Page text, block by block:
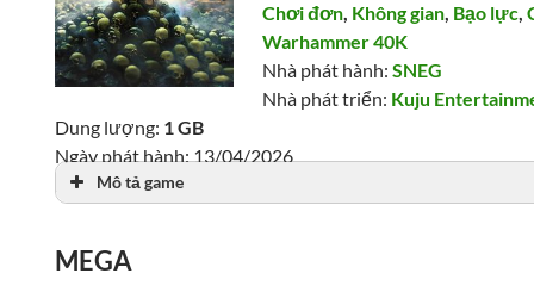
Chơi đơn, Không gian, Bạo lực,
Warhammer 40K
Nhà phát hành:SNEG
Nhà phát triển: Kuju
Dung lượng: 1 GB
Ngày phát hành: 13/04/2026
Lượt xem: 1,395
Mô tả game
MEGA